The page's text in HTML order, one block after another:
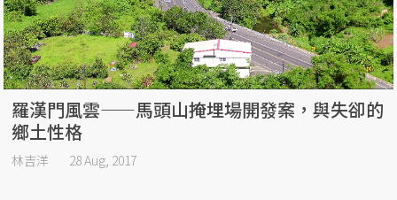
羅漢門風雲——馬頭山掩埋場開發案，與失卻的
鄉土性格
林吉洋 28 Aug, 2017